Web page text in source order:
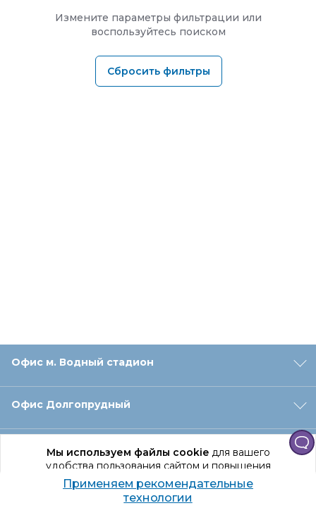
Мы используем файлы cookieдля вашего
удобства пользования сайтом и повышения
качества рекомендаций.
Продолжая использование сайта, вы даете
Измените параметры фильтрации или
воспользуйтесь поиском
Сбросить фильтры
Офис м. Водный стадион
Офис Долгопрудный
Офис Санкт‑Петербург
Оформление заказа
Применяем рекомендательные
технологии